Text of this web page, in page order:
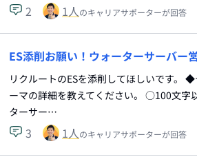
2 1人のキャリアサポーターが回答
ES添削お願い！ウォーターサーバー
リクルートのESを添削してほしいです。
ーマの詳細を教えてください。 ○100文字
ターサー…
3 1人のキャリアサポーターが回答